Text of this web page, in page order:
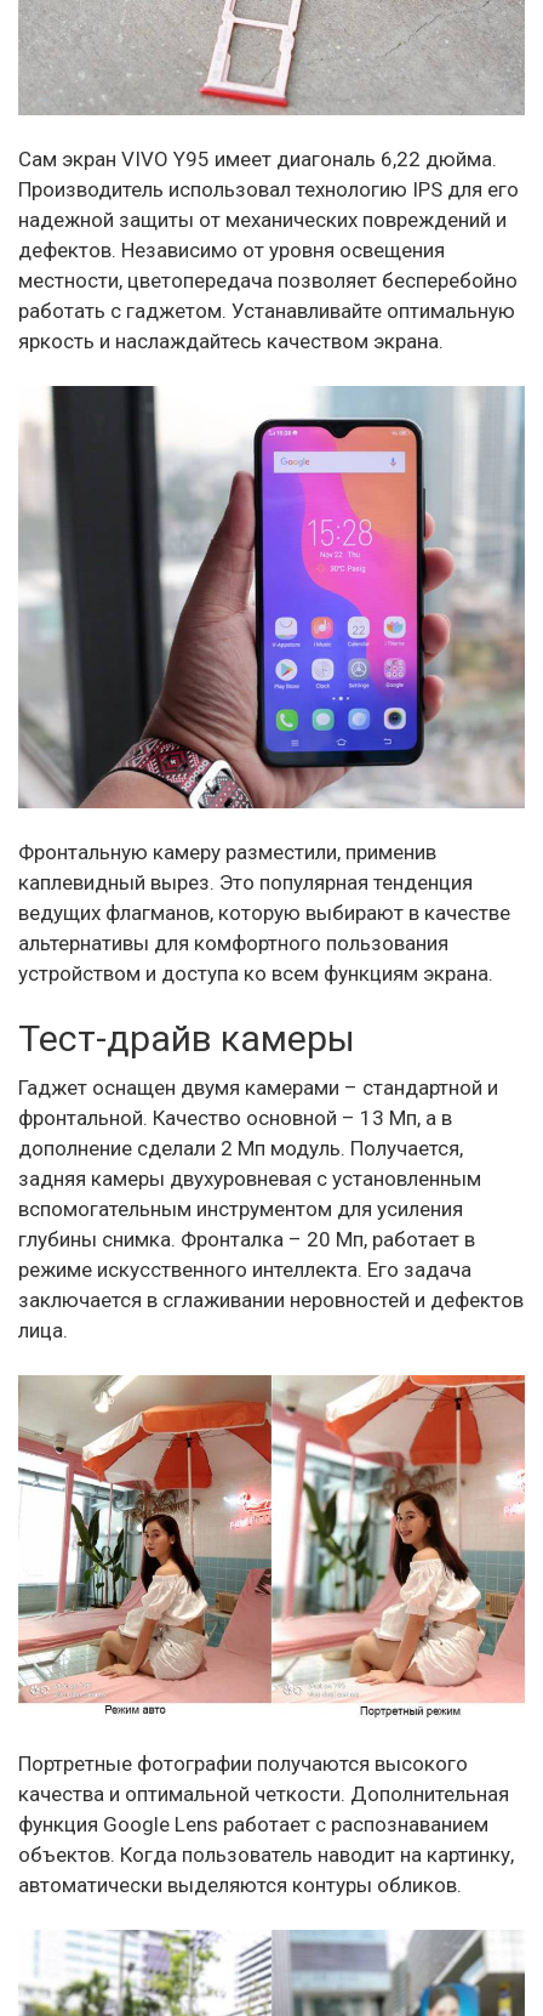
Сам экран VIVO Y95 имеет диагональ 6,22 дюйма.
Производитель использовал технологию IPS для его
надежной защиты от механических повреждений и
дефектов. Независимо от уровня освещения
местности, цветопередача позволяет бесперебойно
работать с гаджетом. Устанавливайте оптимальную
яркость и наслаждайтесь качеством экрана.
Фронтальную камеру разместили, применив
каплевидный вырез. Это популярная тенденция
ведущих флагманов, которую выбирают в качестве
альтернативы для комфортного пользования
устройством и доступа ко всем функциям экрана.
Тест-драйв камеры
Гаджет оснащен двумя камерами – стандартной и
фронтальной. Качество основной – 13 Мп, а в
дополнение сделали 2 Мп модуль. Получается,
задняя камеры двухуровневая с установленным
вспомогательным инструментом для усиления
глубины снимка. Фронталка – 20 Мп, работает в
режиме искусственного интеллекта. Его задача
заключается в сглаживании неровностей и дефектов
лица.
Портретные фотографии получаются высокого
качества и оптимальной четкости. Дополнительная
функция Google Lens работает с распознаванием
объектов. Когда пользователь наводит на картинку,
автоматически выделяются контуры обликов.